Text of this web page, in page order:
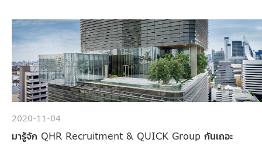
2020-11-04
มารู้จัก QHR Recruitment & QUICK Group กันเถอะ